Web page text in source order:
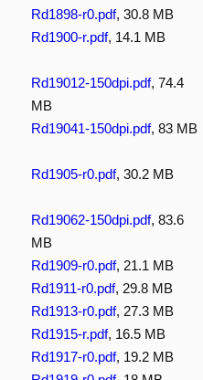
Rd1898-r0.pdf, 30.8 MB
Rd1900-r.pdf, 14.1 MB
Rd19012-150dpi.pdf, 74.4
MB
Rd19041-150dpi.pdf, 83 MB
Rd1905-r0.pdf, 30.2 MB
Rd19062-150dpi.pdf, 83.6
MB
Rd1909-r0.pdf, 21.1 MB
Rd1911-r0.pdf, 29.8 MB
Rd1913-r0.pdf, 27.3 MB
Rd1915-r.pdf, 16.5 MB
Rd1917-r0.pdf, 19.2 MB